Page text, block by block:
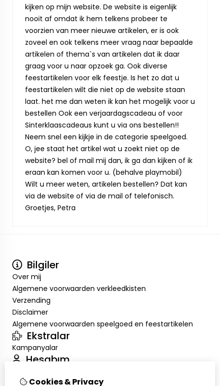
kijken op mijn website. De website is eigenlijk
nooit af omdat ik hem telkens probeer te
voorzien van meer nieuwe artikelen, er is ook
zoveel en ook telkens meer vraag naar bepaalde
artikelen of thema`s van artikelen dat ik daar
graag voor u naar opzoek ga. Ook diverse
feestartikelen voor elk feestje. Is het zo dat u
feestartikelen wilt die niet op de website staan
laat. het me dan weten ik kan het mogelijk voor u
bestellen Ook een verjaardagscadeau of voor
Sinterklaascadeaus kunt u via ons bestellen!!
Neem snel een kijkje in de categorie speelgoed.
O, jee staat het artikel wat u zoekt niet op de
website? bel of mail mij dan, ik ga dan kijken of ik
eraan kan komen voor u. (behalve playmobil)
Wilt u meer weten, artikelen bestellen? Dat kan
via de website of via de mail of telefonisch.
Groetjes, Petra
Bilgiler
Over mij
Algemene voorwaarden verkleedkisten
Verzending
Disclaimer
Algemene voorwaarden speelgoed en feestartikelen
Ekstralar
Kampanyalar
Hesabım
Sipariş Geçmişim
Cookies & Privacy